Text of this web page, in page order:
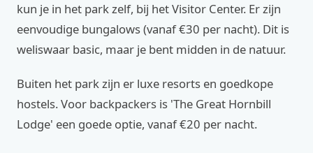
kun je in het park zelf, bij het Visitor Center. Er zijn
eenvoudige bungalows (vanaf €30 per nacht). Dit is
weliswaar basic, maar je bent midden in de natuur.
Buiten het park zijn er luxe resorts en goedkope
hostels. Voor backpackers is 'The Great Hornbill
Lodge' een goede optie, vanaf €20 per nacht.